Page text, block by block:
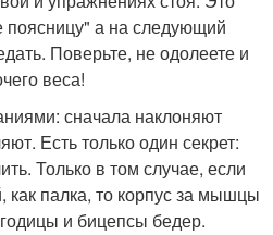
поясницу" а на следующий
Поверьте, не одолеете и
веса!
сначала наклоняют
Есть только один секрет:
Только в том случае, если
палка, то корпус за мышцы
и бицепсы бедер.